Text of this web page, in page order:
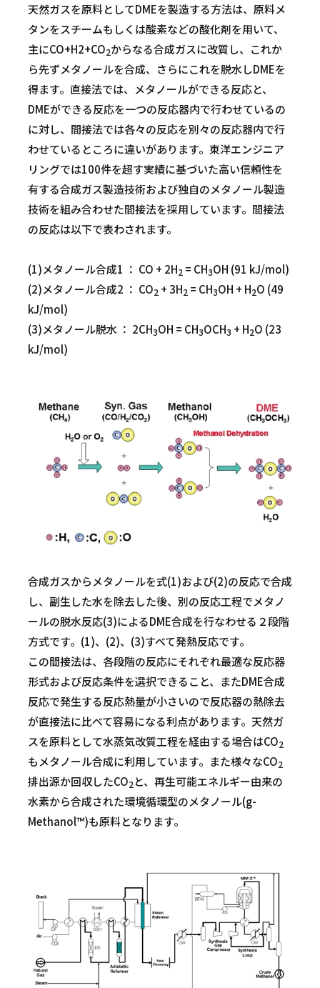
天然ガスを原料としてDMEを製造する方法は、原料メ
タンをスチームもしくは酸素などの酸化剤を用いて、
主にCO+H2+CO2からなる合成ガスに改質し、これか
ら先ずメタノールを合成、さらにこれを脱水しDMEを
得ます。直接法では、メタノールができる反応と、
DMEができる反応を一つの反応器内で行わせているの
に対し、間接法では各々の反応を別々の反応器内で行
わせているところに違いがあります。東洋エンジニア
リングでは100件を超す実績に基づいた高い信頼性を
有する合成ガス製造技術および独自のメタノール製造
技術を組み合わせた間接法を採用しています。間接法
の反応は以下で表わされます。
(1)メタノール合成1 ： CO + 2H2 = CH3OH (91 kJ/mol)
(2)メタノール合成2 ： CO2 + 3H2 = CH3OH + H2O (49
kJ/mol)
(3)メタノール脱水 ： 2CH3OH = CH3OCH3 + H2O (23
kJ/mol)
合成ガスからメタノールを式(1)および(2)の反応で合成
し、副生した水を除去した後、別の反応工程でメタノ
ールの脱水反応(3)によるDME合成を行なわせる２段階
方式です。(1)、(2)、(3)すべて発熱反応です。
この間接法は、各段階の反応にそれぞれ最適な反応器
形式および反応条件を選択できること、またDME合成
反応で発生する反応熱量が小さいので反応器の熱除去
が直接法に比べて容易になる利点があります。天然ガ
スを原料として水蒸気改質工程を経由する場合はCO2
もメタノール合成に利用しています。また様々なCO2
排出源か回収したCO2と、再生可能エネルギー由来の
水素から合成された環境循環型のメタノール(g-
Methanol™)も原料となります。